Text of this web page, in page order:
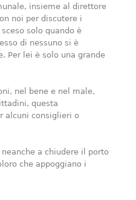
insieme al direttore
noi per discutere i
solo quando è
di nessuno si è
Per lei è solo una grande
nel bene e nel male,
questa
alcuni consiglieri o
a chiudere il porto
che appoggiano i